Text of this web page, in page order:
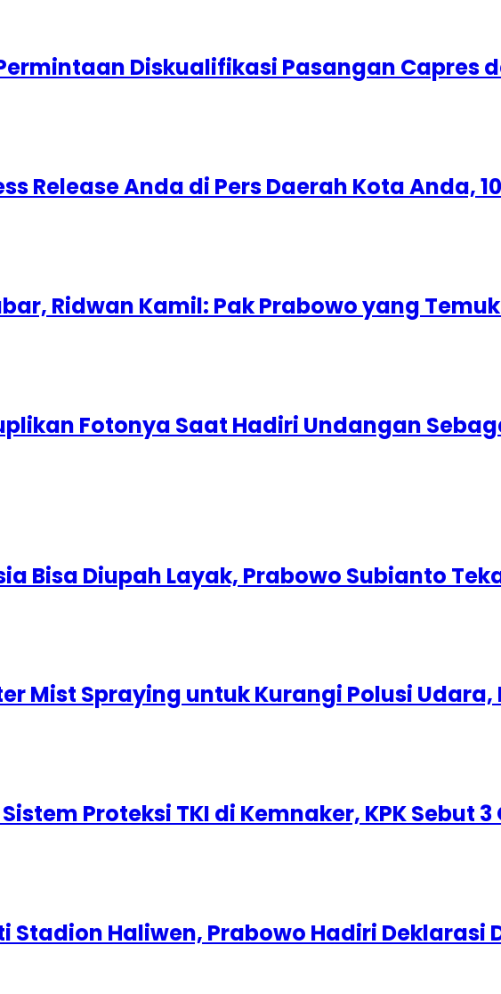
Diskualifikasi Pasangan Capres
Release Anda di Pers Daerah Kota Anda,
Ridwan Kamil: Pak Prabowo yang
Fotonya Saat Hadiri Undangan
Bisa Diupah Layak, Prabowo Subianto
Mist Spraying untuk Kurangi Polusi
Proteksi TKI di Kemnaker, KPK Sebut
Stadion Haliwen, Prabowo Hadiri